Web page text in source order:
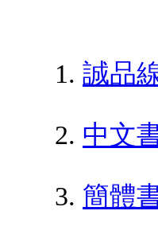
誠品
中文
簡體